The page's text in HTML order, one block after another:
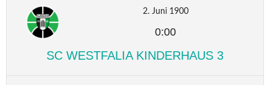
2. Juni 1900
0:00
SC WESTFALIA KINDERHAUS 3